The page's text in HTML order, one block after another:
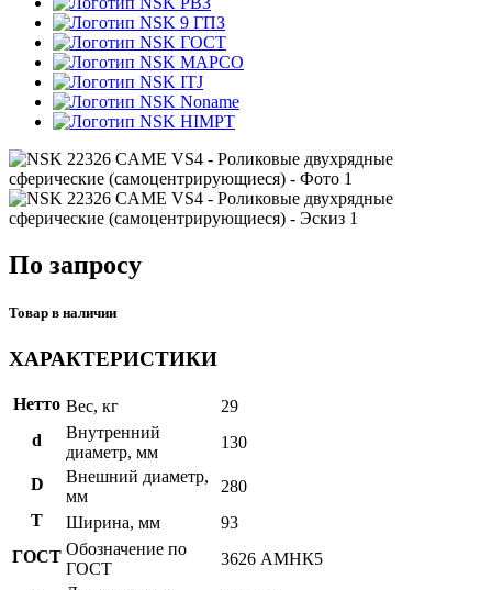
9 ГПЗ
ГОСТ
MAPCO
ITJ
Noname
HIMPT
По запросу
Товар в наличии
ХАРАКТЕРИСТИКИ
Нетто Вес, кг
29
d
Внутренний
диаметр, мм
130
D
Внешний диаметр,
мм
280
T
Ширина, мм
93
ГОСТ Обозначение по
ГОСТ
3626 АМНК5